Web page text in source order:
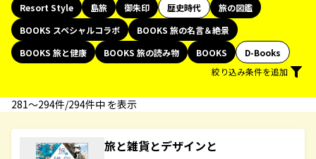
Resort Style
島旅 御朱印 歴史時代
旅の図鑑
BOOKS スペシャルコラボ
BOOKS 旅の名言＆絶景
BOOKS 旅と健康
BOOKS 旅の読み物 BOOKS
D-Books
絞り込み条件を追加
281〜294件/294件中 を表示
旅と雑貨とデザインと